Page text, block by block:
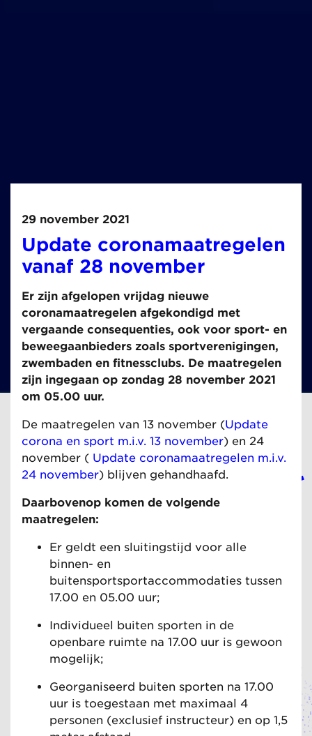
29 november 2021
Update coronamaatregelen
vanaf 28 november
Er zijn afgelopen vrijdag nieuwe
coronamaatregelen afgekondigd met
vergaande consequenties, ook voor sport- en
beweegaanbieders zoals sportverenigingen,
zwembaden en fitnessclubs. De maatregelen
zijn ingegaan op zondag 28 november 2021
om 05.00 uur.
De maatregelen van 13 november (Update
corona en sport m.i.v. 13 november) en 24
november ( Update coronamaatregelen m.i.v.
24 november) blijven gehandhaafd.
Daarbovenop komen de volgende
maatregelen:
Er geldt een sluitingstijd voor alle
binnen- en
buitensportsportaccommodaties tussen
17.00 en 05.00 uur;
Individueel buiten sporten in de
openbare ruimte na 17.00 uur is gewoon
mogelijk;
Georganiseerd buiten sporten na 17.00
uur is toegestaan met maximaal 4
personen (exclusief instructeur) en op 1,5